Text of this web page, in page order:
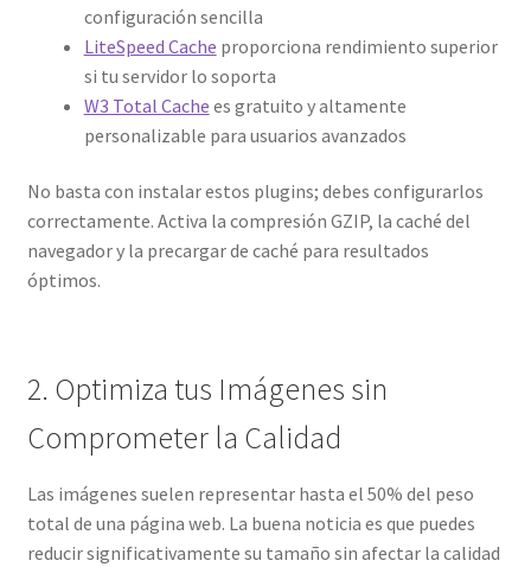
configuración sencilla
LiteSpeed Cache proporciona rendimiento superior
si tu servidor lo soporta
W3 Total Cache es gratuito y altamente
personalizable para usuarios avanzados
No basta con instalar estos plugins; debes configurarlos
correctamente. Activa la compresión GZIP, la caché del
navegador y la precargar de caché para resultados
óptimos.
2. Optimiza tus Imágenes sin
Comprometer la Calidad
Las imágenes suelen representar hasta el 50% del peso
total de una página web. La buena noticia es que puedes
reducir significativamente su tamaño sin afectar la calidad